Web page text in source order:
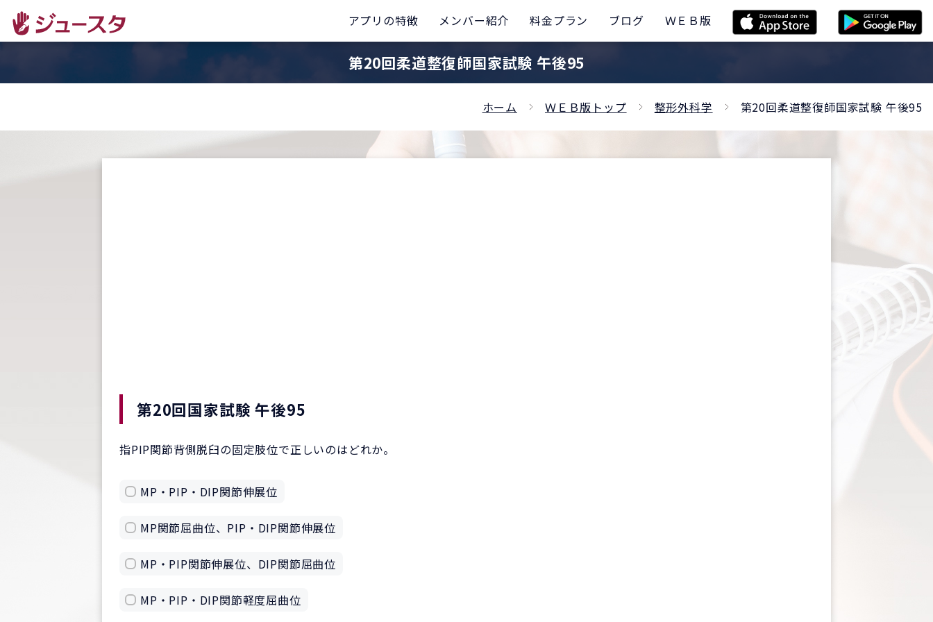
アプリの特徴 メンバー紹介 料金プラン ブログ ＷＥＢ版
第20回柔道整復師国家試験 午後95
ホーム ＷＥＢ版トップ 整形外科学 第20回柔道整復師国家試験 午後95
第20回国家試験 午後95
指PIP関節背側脱臼の固定肢位で正しいのはどれか。
MP・PIP・DIP関節伸展位
MP関節屈曲位、PIP・DIP関節伸展位
MP・PIP関節伸展位、DIP関節屈曲位
MP・PIP・DIP関節軽度屈曲位